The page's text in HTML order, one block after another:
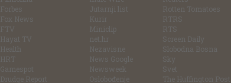
Forbes
Fox News
FTV
Hayat TV
Health
HRT
Gamespot
Drudge Report
Jutarnji list
Kurir
Miniclip
net.hr
Nezavisne
News Google
Newsweek
Oslobođenje
Rotten Tomatoes
RTRS
RTS
Screen Daily
Slobodna Bosna
Sky
Svet
The Huffington Post